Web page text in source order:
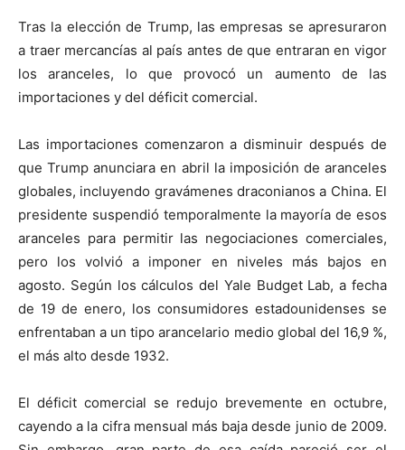
Tras la elección de Trump, las empresas se apresuraron
a traer mercancías al país antes de que entraran en vigor
los aranceles, lo que provocó un aumento de las
importaciones y del déficit comercial.
Las importaciones comenzaron a disminuir después de
que Trump anunciara en abril la imposición de aranceles
globales, incluyendo gravámenes draconianos a China. El
presidente suspendió temporalmente la mayoría de esos
aranceles para permitir las negociaciones comerciales,
pero los volvió a imponer en niveles más bajos en
agosto. Según los cálculos del Yale Budget Lab, a fecha
de 19 de enero, los consumidores estadounidenses se
enfrentaban a un tipo arancelario medio global del 16,9 %,
el más alto desde 1932.
El déficit comercial se redujo brevemente en octubre,
cayendo a la cifra mensual más baja desde junio de 2009.